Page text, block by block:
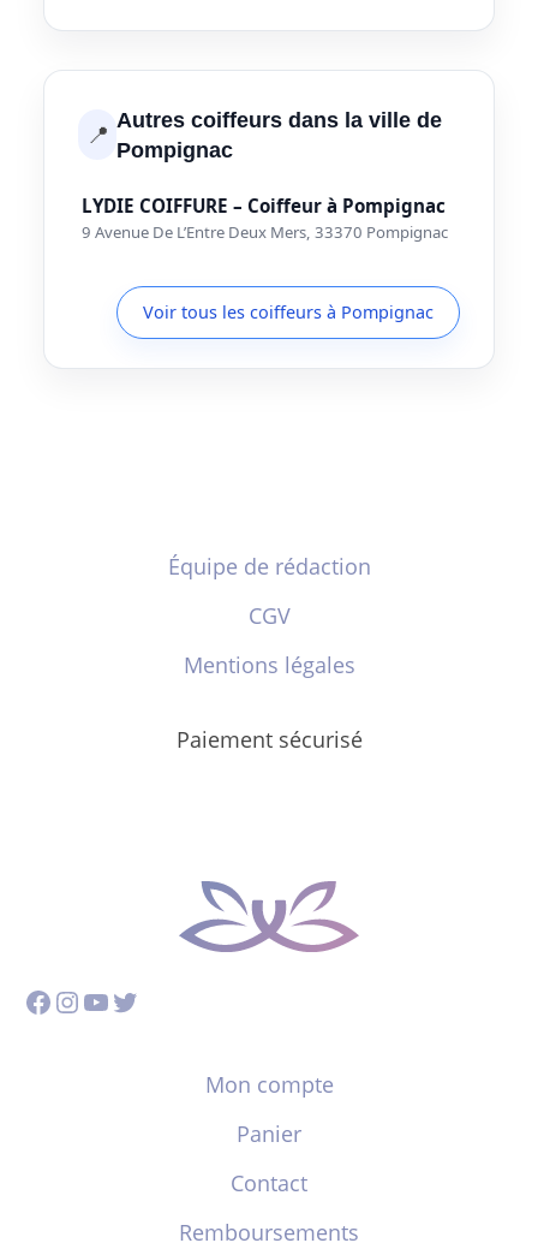
📍 Autres coiffeurs dans la ville de
Pompignac
LYDIE COIFFURE – Coiffeur à Pompignac
9 Avenue De L’Entre Deux Mers, 33370 Pompignac
Voir tous les coiffeurs à Pompignac
Équipe de rédaction
CGV
Mentions légales
Paiement sécurisé
Facebook
Instagram
YouTube
Twitter
Mon compte
Panier
Contact
Remboursements